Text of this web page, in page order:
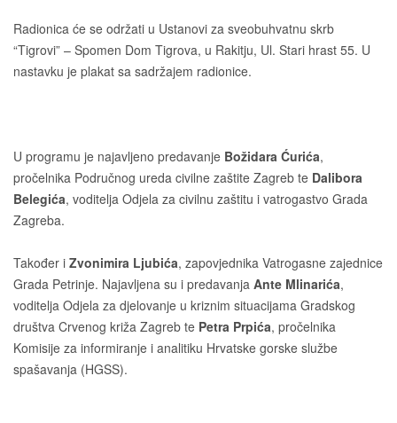
Radionica će se održati u Ustanovi za sveobuhvatnu skrb
“Tigrovi” – Spomen Dom Tigrova, u Rakitju, Ul. Stari hrast 55. U
nastavku je plakat sa sadržajem radionice.
U programu je najavljeno predavanje Božidara Ćurića,
pročelnika Područnog ureda civilne zaštite Zagreb te Dalibora
Belegića, voditelja Odjela za civilnu zaštitu i vatrogastvo Grada
Zagreba.
Također i Zvonimira Ljubića, zapovjednika Vatrogasne zajednice
Grada Petrinje. Najavljena su i predavanja Ante Mlinarića,
voditelja Odjela za djelovanje u kriznim situacijama Gradskog
društva Crvenog križa Zagreb te Petra Prpića, pročelnika
Komisije za informiranje i analitiku Hrvatske gorske službe
spašavanja (HGSS).